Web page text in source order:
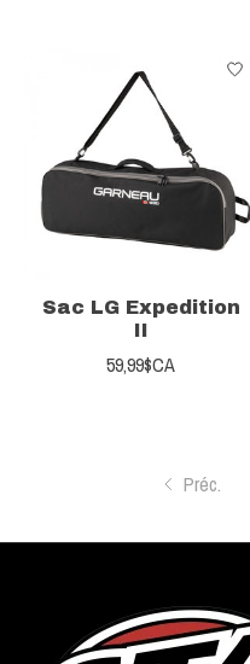
Sac LG Expedition
II
59,99$CA
Préc.